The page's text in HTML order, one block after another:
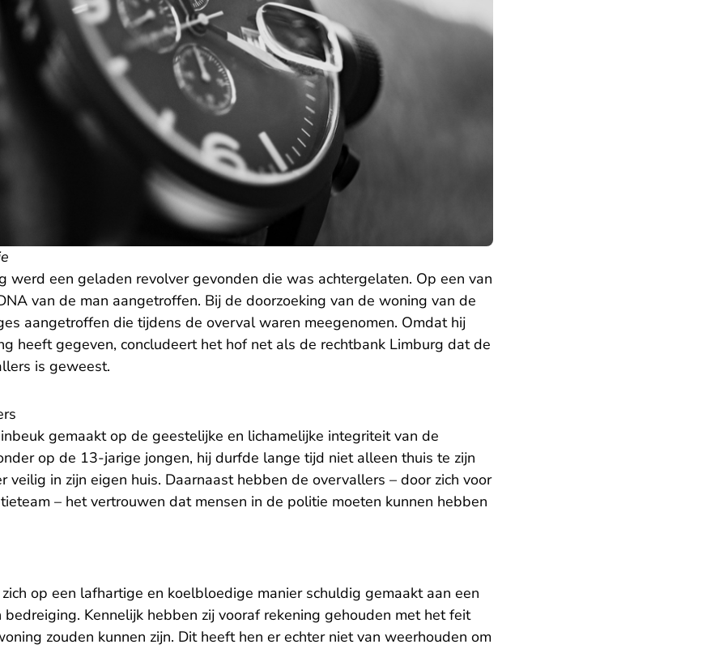
werd een geladen revolver gevonden die was achtergelaten. Op een van
van de man aangetroffen. Bij de doorzoeking van de woning van de
aangetroffen die tijdens de overval waren meegenomen. Omdat hij
heeft gegeven, concludeert het hof net als de rechtbank Limburg - U verlaat Rechtspraak.nl
dat de
is geweest.
gemaakt op de geestelijke en lichamelijke integriteit van de
op de 13-jarige jongen, hij durfde lange tijd niet alleen thuis te zijn
veilig in zijn eigen huis. Daarnaast hebben de overvallers – door zich voor
– het vertrouwen dat mensen in de politie moeten kunnen hebben
op een lafhartige en koelbloedige manier schuldig gemaakt aan een
Kennelijk hebben zij vooraf rekening gehouden met het feit
zouden kunnen zijn. Dit heeft hen er echter niet van weerhouden om